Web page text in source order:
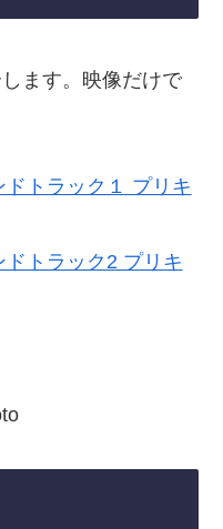
ます。映像だけで
トラック１ プリキ
トラック2 プリキ